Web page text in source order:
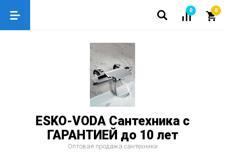
0 0
ESKO-VODA Сантехника с
ГАРАНТИЕЙ до 10 лет
Оптовая продажа сантехники